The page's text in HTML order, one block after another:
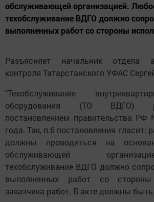
обслуживающей организацией.
техобслуживание ВДГО должно
выполненных работ со стороны
Разъясняет начальник отдела
контроля Татарстанского УФАС
"Техобслуживание
оборудования (ТО ВДГО)
постановлением правительства
года. Так, п.6 постановления
должны проводиться на
обслуживающей
техобслуживание ВДГО должно
выполненных работ со
заказчика работ. В акте должны